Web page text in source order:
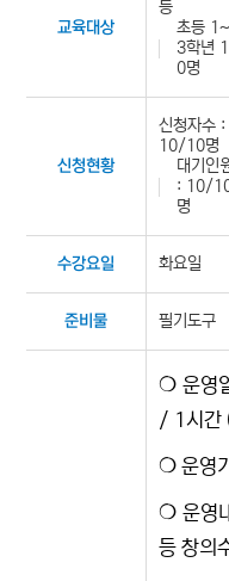
교육대상
등
초등 1~
3학년 1
0명
신청현황
신청자수 :
10/10명
대기인
: 10/
명
수강요일 화요일
준비물 필기도구
​❍ 운영
/ 1시간
​❍ 운영
❍ 운영
등 창의